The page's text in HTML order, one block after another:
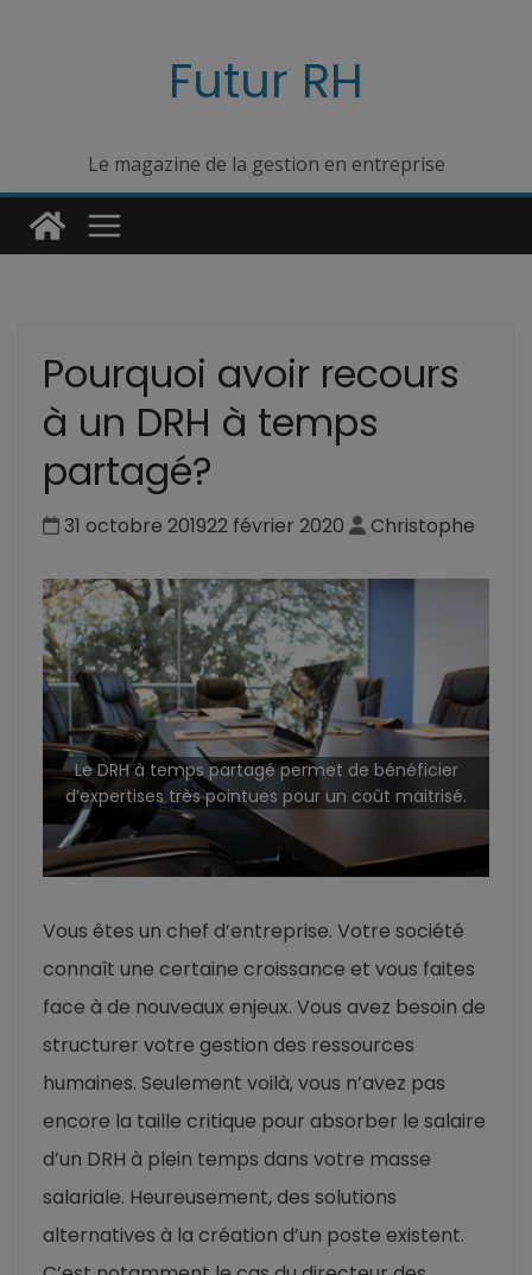
Futur RH
Le magazine de la gestion en entreprise
Pourquoi avoir recours
à un DRH à temps
partagé?
31 octobre 201922 février 2020 Christophe
Le DRH à temps partagé permet de bénéficier
d’expertises très pointues pour un coût maitrisé.
Vous êtes un chef d’entreprise. Votre société
connaît une certaine croissance et vous faites
face à de nouveaux enjeux. Vous avez besoin de
structurer votre gestion des ressources
humaines. Seulement voilà, vous n’avez pas
encore la taille critique pour absorber le salaire
d’un DRH à plein temps dans votre masse
salariale. Heureusement, des solutions
alternatives à la création d’un poste existent.